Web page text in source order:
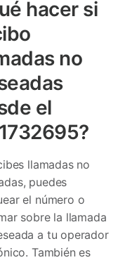
hacer si
no
el
llamadas no
puedes
el número o
sobre la llamada
a tu operador
También es